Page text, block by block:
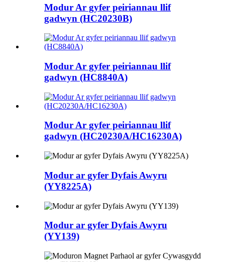
Modur Ar gyfer peiriannau llif
gadwyn (HC20230B)
Modur Ar gyfer peiriannau llif
gadwyn (HC8840A)
Modur Ar gyfer peiriannau llif
gadwyn (HC20230A/HC16230A)
Modur ar gyfer Dyfais Awyru
(YY8225A)
Modur ar gyfer Dyfais Awyru
(YY139)